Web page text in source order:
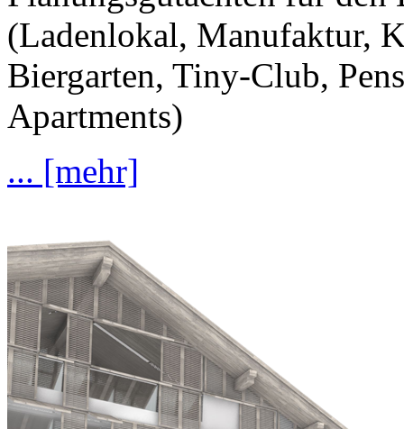
(Ladenlokal, Manufaktur,
Biergarten, Tiny-Club,
Apartments)
... [mehr]